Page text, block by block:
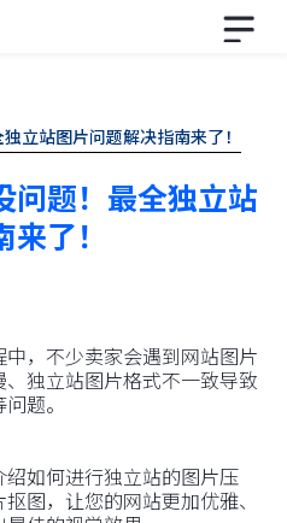
立站图片问题解决指南来了！
问题！最全独立站
了！
，不少卖家会遇到网站图片
独立站图片格式不一致导致
题。
如何进行独立站的图片压
图，让您的网站更加优雅、